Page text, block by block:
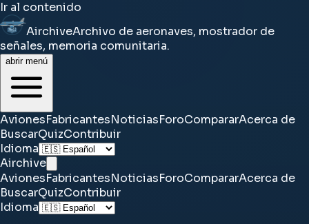
Ir al contenido
AirchiveArchivo de aeronaves, mostrador de
señales, memoria comunitaria.
abrir menú
AvionesFabricantesNoticiasForoCompararAcerca de
BuscarQuizContribuir
Idioma
Airchive
AvionesFabricantesNoticiasForoCompararAcerca de
BuscarQuizContribuir
Idioma